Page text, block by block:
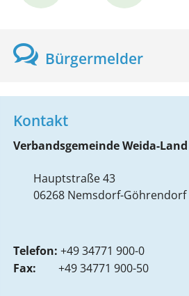
Bürgermelder
Kontakt
Verbandsgemeinde Weida-Land
Hauptstraße 43
06268 Nemsdorf-Göhrendorf
Telefon: +49 34771 900-0
Fax: +49 34771 900-50